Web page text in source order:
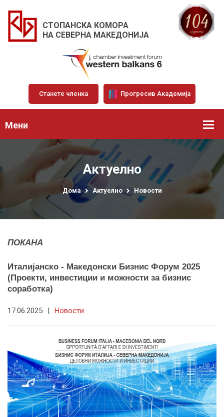
СТОПАНСКА КОМОРА
НА СЕВЕРНА МАКЕДОНИЈА
Станете членка Прогресив Академија
Мени
Актуелно
Дома Актуелно Новости
ПОКАНА
Италијанско - Македонски Бизнис Форум 2025
(Проекти, инвестиции и можности за бизнис
соработка)
17.06.2025 | Новости